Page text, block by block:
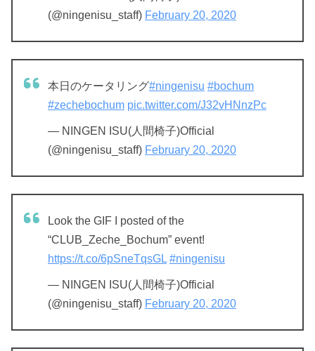
(@ningenisu_staff) February 20, 2020
本日のケータリング#ningenisu #bochum
#zechebochum pic.twitter.com/J32vHNnzPc
— NINGEN ISU(人間椅子)Official
(@ningenisu_staff) February 20, 2020
Look the GIF I posted of the
“CLUB_Zeche_Bochum” event!
https://t.co/6pSneTqsGL #ningenisu
— NINGEN ISU(人間椅子)Official
(@ningenisu_staff) February 20, 2020